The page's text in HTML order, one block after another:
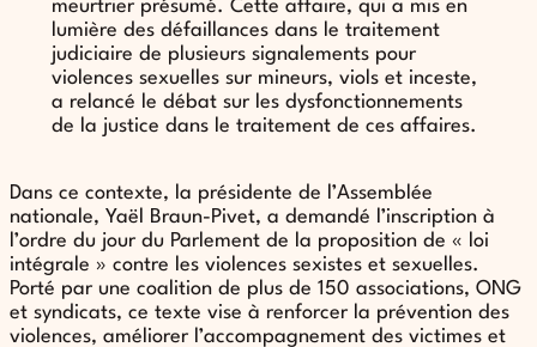
meurtrier présumé. Cette affaire, qui a mis en
lumière des défaillances dans le traitement
judiciaire de plusieurs signalements pour
violences sexuelles sur mineurs, viols et inceste,
a relancé le débat sur les dysfonctionnements
de la justice dans le traitement de ces affaires.
Dans ce contexte, la présidente de l’Assemblée
nationale, Yaël Braun-Pivet, a demandé l’inscription à
l’ordre du jour du Parlement de la proposition de « loi
intégrale » contre les violences sexistes et sexuelles.
Porté par une coalition de plus de 150 associations, ONG
et syndicats, ce texte vise à renforcer la prévention des
violences, améliorer l’accompagnement des victimes et